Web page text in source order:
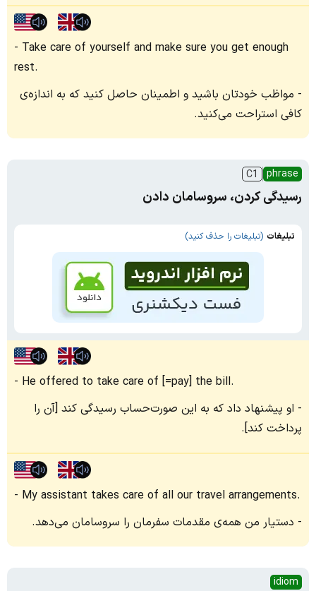
Take care of yourself and make sure you get enough
rest.
مواظب خودتان باشید و اطمینان حاصل کنید که به اندازه‌ی
کافی استراحت می‌کنید.
phrase
C1
رسیدگی کردن، سروسامان دادن
تبلیغات (تبلیغات را حذف کنید)
He offered to take care of [=pay] the bill.
او پیشنهاد داد که به این صورت‌حساب رسیدگی کند [آن را
پرداخت کند].
My assistant takes care of all our travel arrangements.
دستیار من همه‌ی مقدمات سفرمان را سروسامان می‌دهد.
idiom